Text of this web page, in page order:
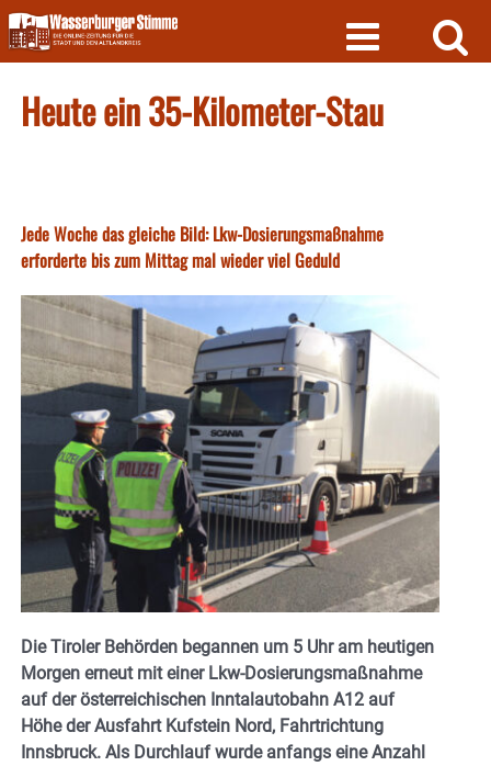
Skip
to
content
Heute ein 35-Kilometer-Stau
Jede Woche das gleiche Bild: Lkw-Dosierungsmaßnahme
erforderte bis zum Mittag mal wieder viel Geduld
Die Tiroler Behörden begannen um 5 Uhr am heutigen
Morgen erneut mit einer Lkw-Dosierungsmaßnahme
auf der österreichischen Inntalautobahn A12 auf
Höhe der Ausfahrt Kufstein Nord, Fahrtrichtung
Innsbruck. Als Durchlauf wurde anfangs eine Anzahl